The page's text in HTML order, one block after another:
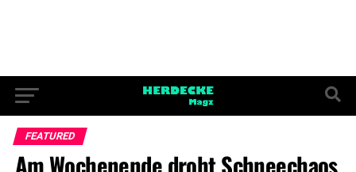
FEATURED
Am Wochenende droht Schneechaos